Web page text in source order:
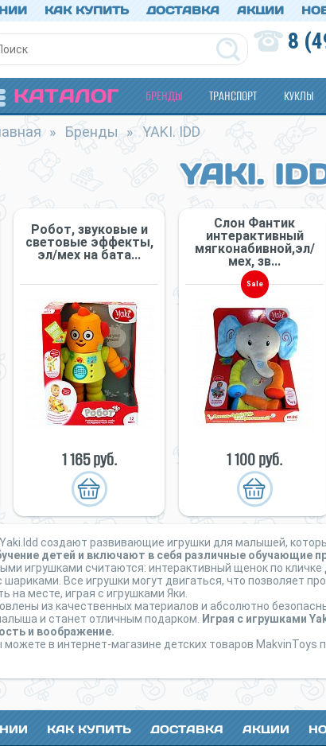
КАК КУПИТЬ ДОСТАВКА АКЦИИ
8
КАТАЛОГ БРЕНДЫ ТРАНСПОРТ КУКЛЫ
» Бренды » YAKI. IDD
YAKI.
Робот, звуковые и
световые эффекты,
эл/мех на бата...
1 165 руб.
Слон Фантик
интерактивный
мягконабивной,эл/
мех, зв...
Sale
1 100 руб.
создают развивающие игрушки для малышей,
детей и включают в себя различные обучающие
игрушками считаются: интерактивный щенок по
Все игрушки могут двигаться, что позволяет
на месте, играя с игрушками Яки.
из качественных материалов и абсолютно
и станет отличным подарком.
Играя с игрушками
и воображение.
можете в интернет-магазине детских товаров
КАК КУПИТЬ ДОСТАВКА АКЦИИ